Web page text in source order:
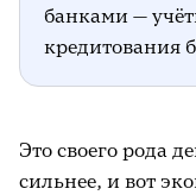
банками —
кредитования
Это своего рода
сильнее, и вот